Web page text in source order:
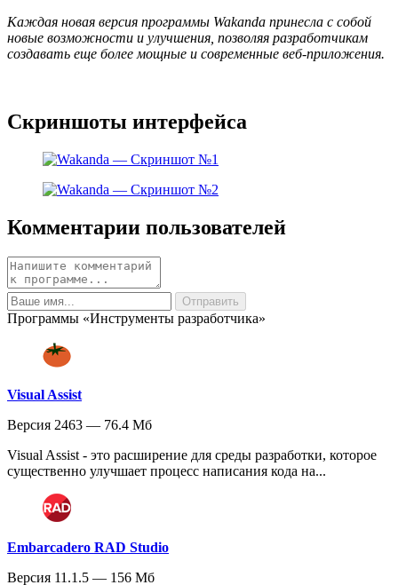
Каждая новая версия программы Wakanda принесла с собой
новые возможности и улучшения, позволяя разработчикам
создавать еще более мощные и современные веб-приложения.
Скриншоты интерфейса
Комментарии пользователей
Программы «Инструменты разработчика»
Visual Assist
Версия 2463 — 76.4 Мб
Visual Assist - это расширение для среды разработки, которое
существенно улучшает процесс написания кода на...
Embarcadero RAD Studio
Версия 11.1.5 — 156 Мб